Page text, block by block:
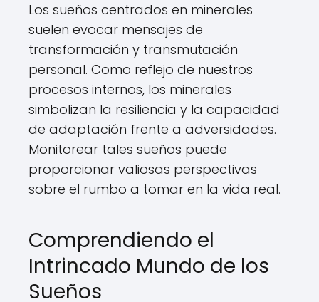
Los sueños centrados en minerales
suelen evocar mensajes de
transformación y transmutación
personal. Como reflejo de nuestros
procesos internos, los minerales
simbolizan la resiliencia y la capacidad
de adaptación frente a adversidades.
Monitorear tales sueños puede
proporcionar valiosas perspectivas
sobre el rumbo a tomar en la vida real.
Comprendiendo el
Intrincado Mundo de los
Sueños